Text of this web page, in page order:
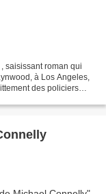
saisissant roman qui
à Los Angeles,
des policiers